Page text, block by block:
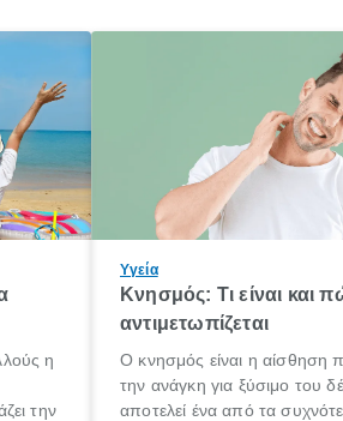
η
την
Υγεία
Κνησμός: Τι είναι και
αντιμετωπίζεται
Ο κνησμός είναι η αίσθηση
την ανάγκη για ξύσιμο του
αποτελεί ένα από τα